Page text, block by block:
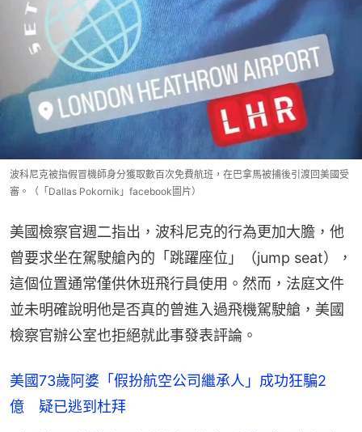
波科尼克被指假冒機師身分獲取數百次免費航班，在巴拿馬被捕後引渡回美國受
審。（「Dallas Pokornik」facebook圖片）
美國檢察官週二指出，波科尼克的行為更加大膽，他
曾要求坐在駕駛艙內的「跳躍座位」（jump seat），
這個位置通常僅供休班飛行員使用。然而，法庭文件
並未明確說明他是否真的曾進入過飛機駕駛艙，美國
檢察官辦公室也拒絕就此事發表評論。
美國73歲阿婆「假扮航空公司繼承人」成功狂騙2
億 疑已逃到杜拜